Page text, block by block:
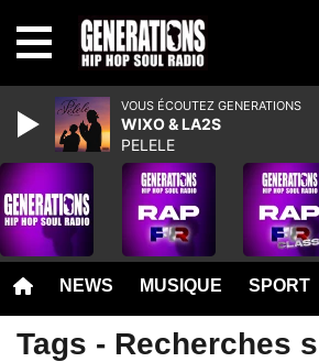
NEWS MUSIQUE SPORT
Tags - Recherches
VOUS ÉCOUTEZ GENERATIONS
WIXO & LA2S
PELELE